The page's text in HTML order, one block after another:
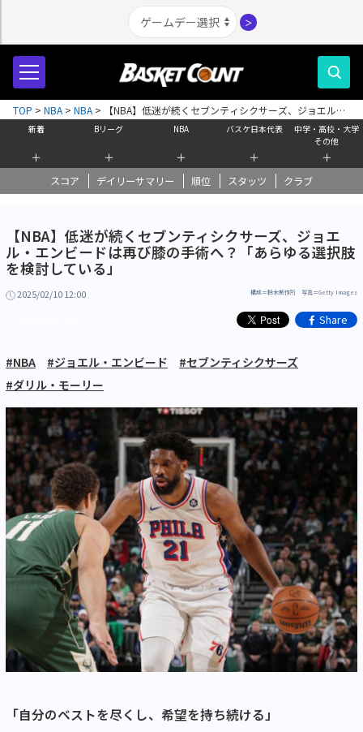
＞
新着
＋
Bリーグ
＋
NBA
＋
バスケ日本代表
＋
中学・高校・大学
その他
＋
スコア デイリーサマリー 順位 スタッツ クラブ
TOP > NBA > NBA >
【NBA】低迷が続くセブンティシクサーズ、ジョエル・
エンビードは再び膝の手術へ？「あらゆる選択肢を検討している」
【NBA】低迷が続くセブンティシクサーズ、ジョエ
ル・エンビードは再び膝の手術へ？「あらゆる選択肢
を検討している」
2025/02/10 12:00 構成＝鈴木制作所 写真＝Getty Images
Share
#NBA #ジョエル・エンビード
#セブンティシクサーズ
#ダリル・モーリー
「自分のベストを尽くし、希望を持ち続ける」